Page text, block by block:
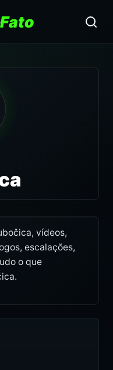
Fato
vídeos,
escalações,
o que